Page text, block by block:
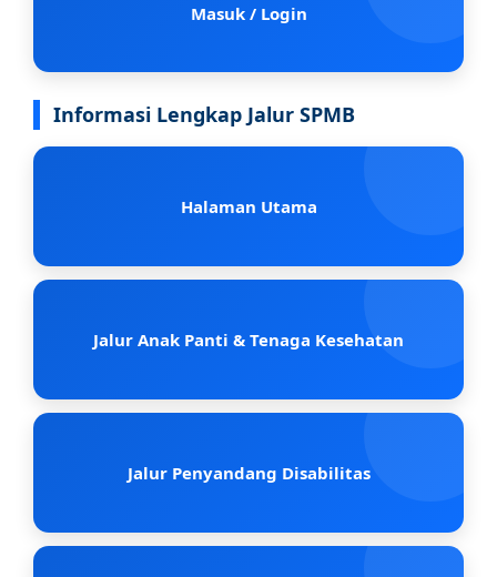
Masuk / Login
Informasi Lengkap Jalur SPMB
Halaman Utama
Jalur Anak Panti & Tenaga Kesehatan
Jalur Penyandang Disabilitas